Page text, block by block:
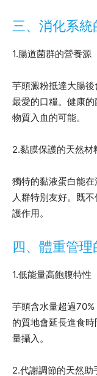
三、消化系統
1.腸道菌群的營養源
芋頭澱粉抵達大腸
最愛的口糧。健康
物質入血的可能。
2.黏膜保護的天然材
獨特的黏液蛋白能
人群特別友好。既
護作用。
四、體重管
1.低能量高飽腹特性
芋頭含水量超過
的質地會延長進食
量攝入。
2.代謝調節的天然助